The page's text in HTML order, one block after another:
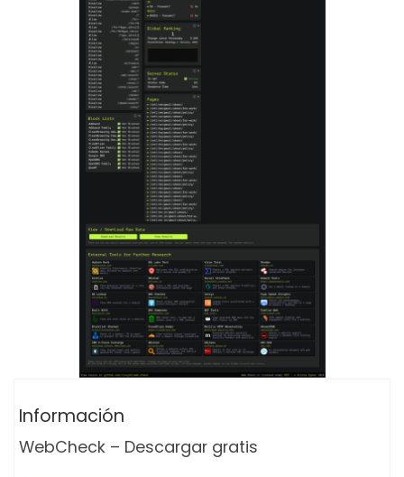
Información
WebCheck – Descargar gratis